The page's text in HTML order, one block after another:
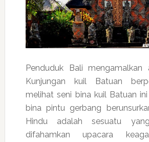
Penduduk Bali mengamalkan
Kunjungan kuil Batuan
melihat seni bina kuil Batuan
bina pintu gerbang
Hindu adalah sesuatu
difahamkan upacara